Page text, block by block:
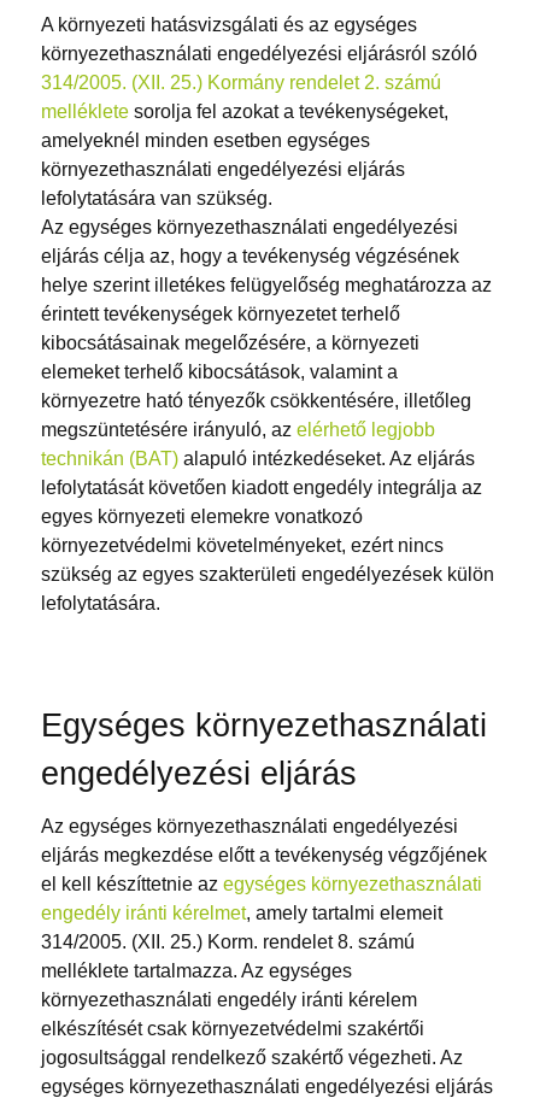
A környezeti hatásvizsgálati és az egységes
környezethasználati engedélyezési eljárásról szóló
314/2005. (XII. 25.) Kormány rendelet 2. számú
melléklete sorolja fel azokat a tevékenységeket,
amelyeknél minden esetben egységes
környezethasználati engedélyezési eljárás
lefolytatására van szükség.
Az egységes környezethasználati engedélyezési
eljárás célja az, hogy a tevékenység végzésének
helye szerint illetékes felügyelőség meghatározza az
érintett tevékenységek környezetet terhelő
kibocsátásainak megelőzésére, a környezeti
elemeket terhelő kibocsátások, valamint a
környezetre ható tényezők csökkentésére, illetőleg
megszüntetésére irányuló, az elérhető legjobb
technikán (BAT) alapuló intézkedéseket. Az eljárás
lefolytatását követően kiadott engedély integrálja az
egyes környezeti elemekre vonatkozó
környezetvédelmi követelményeket, ezért nincs
szükség az egyes szakterületi engedélyezések külön
lefolytatására.
Egységes környezethasználati
engedélyezési eljárás
Az egységes környezethasználati engedélyezési
eljárás megkezdése előtt a tevékenység végzőjének
el kell készíttetnie az egységes környezethasználati
engedély iránti kérelmet, amely tartalmi elemeit
314/2005. (XII. 25.) Korm. rendelet 8. számú
melléklete tartalmazza. Az egységes
környezethasználati engedély iránti kérelem
elkészítését csak környezetvédelmi szakértői
jogosultsággal rendelkező szakértő végezheti. Az
egységes környezethasználati engedélyezési eljárás